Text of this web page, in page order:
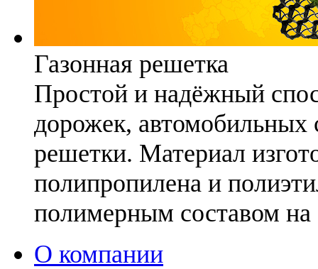
Газонная решетка
Простой и надёжный
дорожек, автомобильных
решетки. Материал
полипропилена и
полимерным составом на
О компании